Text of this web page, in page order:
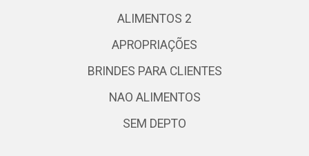
ALIMENTOS 2
APROPRIAÇÕES
BRINDES PARA CLIENTES
NAO ALIMENTOS
SEM DEPTO